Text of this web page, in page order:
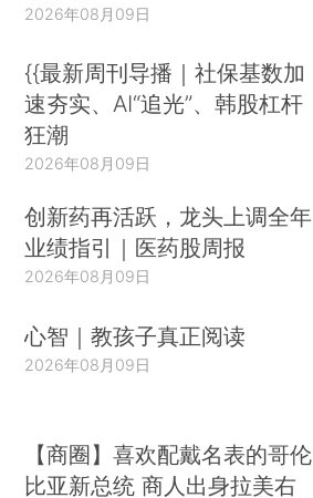
2026年08月09日
{{最新周刊导播｜社保基数加
速夯实、AI“追光”、韩股杠杆
狂潮
2026年08月09日
创新药再活跃，龙头上调全年
业绩指引｜医药股周报
2026年08月09日
心智｜教孩子真正阅读
2026年08月09日
【商圈】喜欢配戴名表的哥伦
比亚新总统 商人出身拉美右